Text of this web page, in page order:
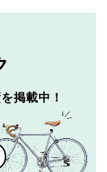
掲載中！